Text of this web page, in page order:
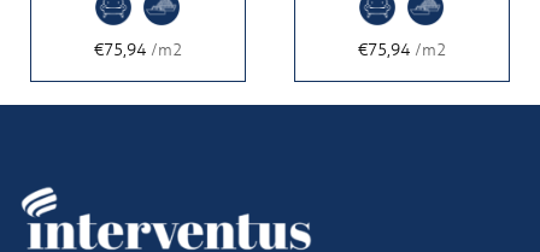
€75,94/m2 €75,94/m2